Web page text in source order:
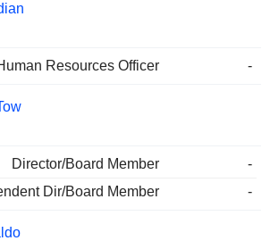
Resources Officer -
Director/Board Member
-
Dir/Board Member
-